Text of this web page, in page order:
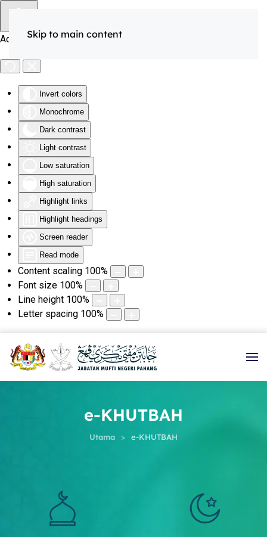
Accessibility Tools
Invert colors
Monochrome
Dark contrast
Light contrast
Low saturation
High saturation
Highlight links
Highlight headings
Screen reader
Read mode
Content scaling 100%
Font size 100%
Line height 100%
Letter spacing 100%
Skip to main content
e-KHUTBAH
Utama e-KHUTBAH